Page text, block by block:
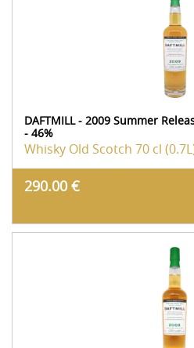
DAFTMILL - 2009 Summer
- 46%
Whisky Old Scotch 70 cl
290.00 €